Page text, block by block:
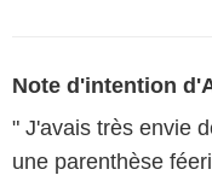
Note d'intention
" J'avais très envie
une parenthèse